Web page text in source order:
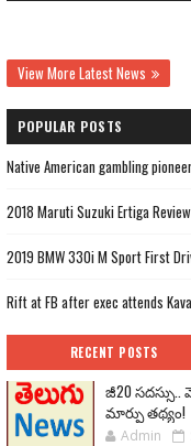
View More Latest News
POPULAR POSTS
Native American gambling
2018 Maruti Suzuki Ertiga
2019 BMW 330i M Sport First
Rift at FB after exec attends
RECENT POSTS
జీ20 సదస్సు..
మార్పు తథ్యం!
Admin